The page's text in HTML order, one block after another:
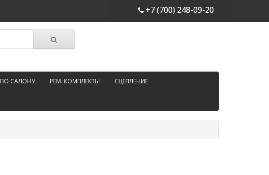
+7 (700) 248-09-20
ПО САЛОНУ РЕМ. КОМПЛЕКТЫ СЦЕПЛЕНИЕ